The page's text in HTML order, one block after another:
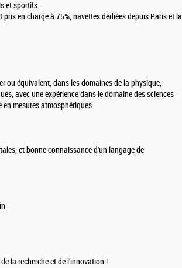
et sportifs.
en charge à 75%, navettes dédiées depuis Paris et la
ou équivalent, dans les domaines de la physique,
avec une expérience dans le domaine des sciences
en mesures atmosphériques.
et bonne connaissance d'un langage de
la recherche et de l’innovation !